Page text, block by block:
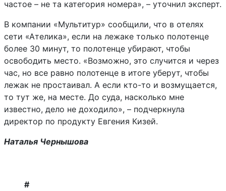
частое – не та категория номера», – уточнил эксперт.
В компании «Мультитур» сообщили, что в отелях
сети «Ателика», если на лежаке только полотенце
более 30 минут, то полотенце убирают, чтобы
освободить место. «Возможно, это случится и через
час, но все равно полотенце в итоге уберут, чтобы
лежак не простаивал. А если кто-то и возмущается,
то тут же, на месте. До суда, насколько мне
известно, дело не доходило», – подчеркнула
директор по продукту Евгения Кизей.
Наталья Чернышова
#